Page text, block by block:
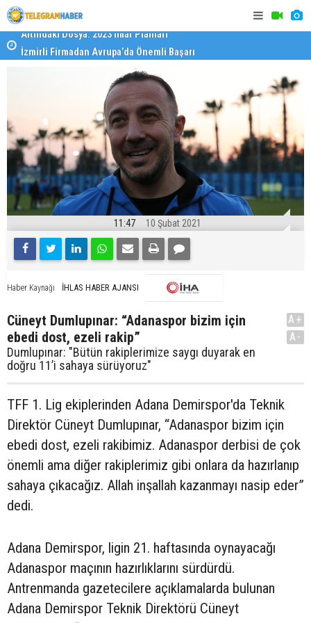
İzmirli Firmadan Avrupa’da Önemli Başarı
11:47 10 Şubat 2021
Haber Kaynağı İHLAS HABER AJANSI
Cüneyt Dumlupınar: “Adanaspor bizim için
ebedi dost, ezeli rakip”
Dumlupınar: "Bütün rakiplerimize saygı duyarak en
doğru 11’i sahaya sürüyoruz"
A+
A-
TFF 1. Lig ekiplerinden Adana Demirspor'da Teknik
Direktör Cüneyt Dumlupınar, “Adanaspor bizim için
ebedi dost, ezeli rakibimiz. Adanaspor derbisi de çok
önemli ama diğer rakiplerimiz gibi onlara da hazırlanıp
sahaya çıkacağız. Allah inşallah kazanmayı nasip eder”
dedi.
Adana Demirspor, ligin 21. haftasında oynayacağı
Adanaspor maçının hazırlıklarını sürdürdü.
Antrenmanda gazetecilere açıklamalarda bulunan
Adana Demirspor Teknik Direktörü Cüneyt